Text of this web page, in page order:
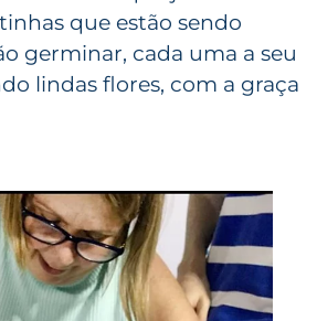
que estão sendo
germinar, cada uma a seu
lindas flores, com a graça